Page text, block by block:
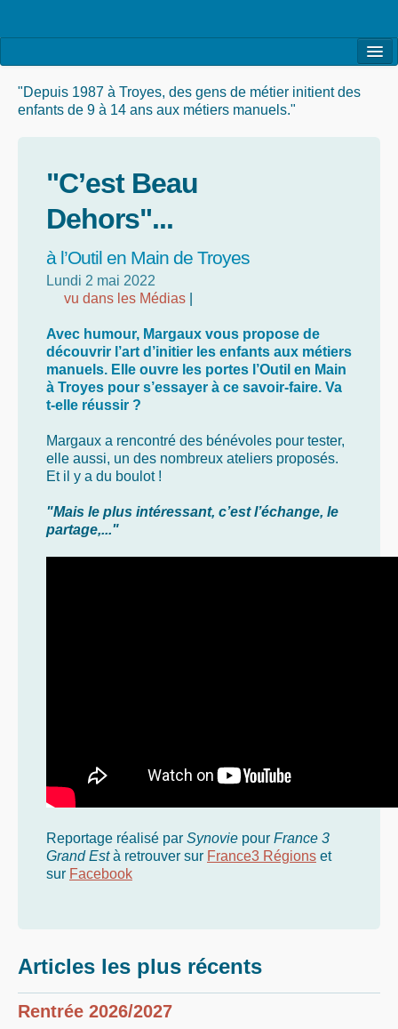
la Vie de l’Association
les Evénements
les Réalisations
Agenda
Contact
"Depuis 1987 à Troyes, des gens de métier initient des
enfants de 9 à 14 ans aux métiers manuels."
"C’est Beau
Dehors"...
à l’Outil en Main de Troyes
Lundi 2 mai 2022
vu dans les Médias
Avec humour, Margaux vous propose de
découvrir l’art d’initier les enfants aux métiers
manuels. Elle ouvre les portes l’Outil en Main
à Troyes pour s’essayer à ce savoir-faire. Va
t-elle réussir ?
Margaux a rencontré des bénévoles pour tester,
elle aussi, un des nombreux ateliers proposés.
Et il y a du boulot !
"Mais le plus intéressant, c’est l’échange, le
partage,..."
Reportage réalisé par Synovie pour France 3
Grand Està retrouver sur France3 Régions et
sur Facebook
Articles les plus récents
Rentrée 2026/2027